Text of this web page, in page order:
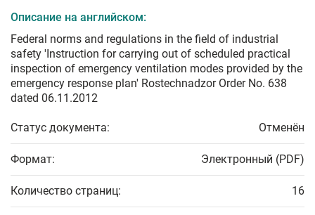
Описание на английском:
Federal norms and regulations in the field of industrial
safety 'Instruction for carrying out of scheduled practical
inspection of emergency ventilation modes provided by the
emergency response plan' Rostechnadzor Order No. 638
dated 06.11.2012
Статус документа: Отменён
Формат: Электронный (PDF)
Количество страниц: 16